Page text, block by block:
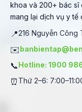
khoa và 200+ bác sĩ
mang lại dịch vụ y tế
📍216 Nguyễn Công
✉️
📞Hotline: 1900
⏰ Thứ 2–6: